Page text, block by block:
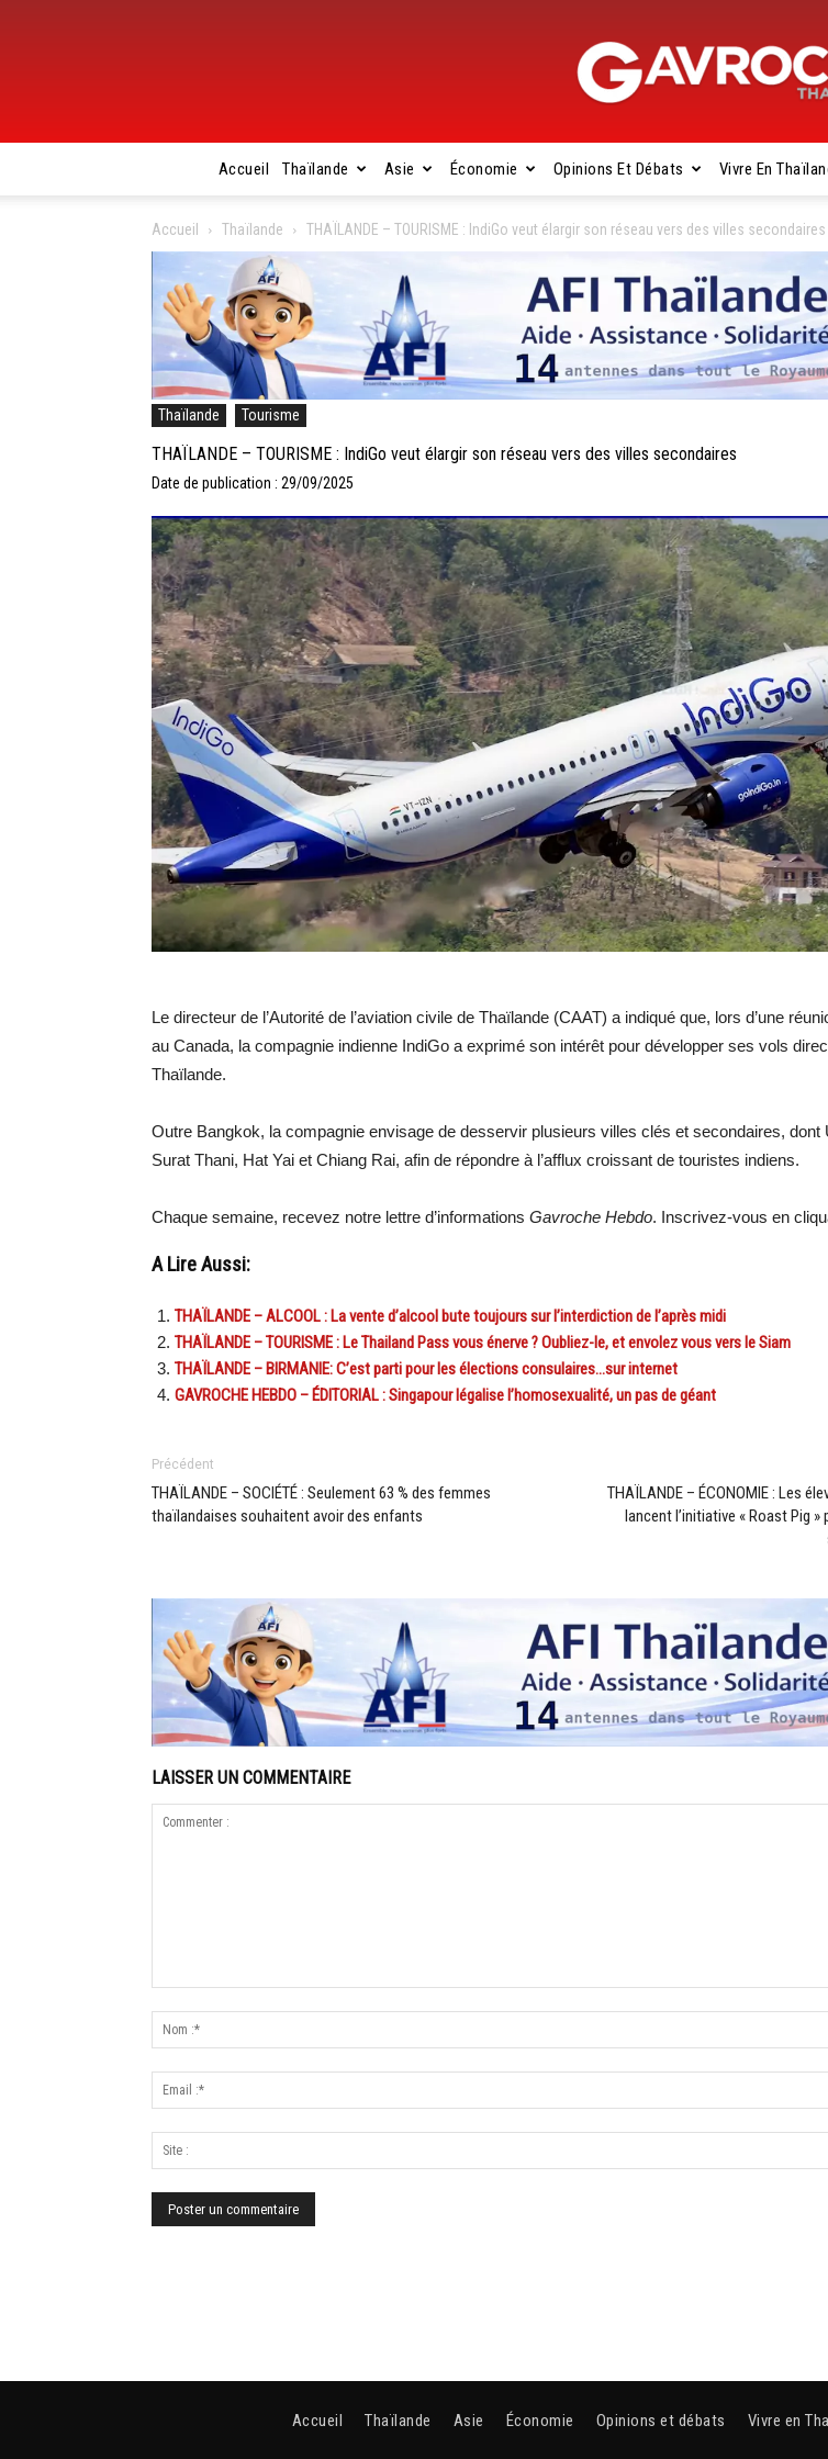
Gavroche
Thaïlande
Accueil Thaïlande Asie Économie Opinions Et Débats Vivre En
Accueil Thaïlande THAÏLANDE – TOURISME : IndiGo veut élargir son réseau vers des villes secondaires
Thaïlande Tourisme
THAÏLANDE – TOURISME : IndiGo veut élargir son réseau vers des villes secondaires
Date de publication : 29/09/2025
Le directeur de l’Autorité de l’aviation civile de Thaïlande (CAAT) a indiqué que, lors d’une
au Canada, la compagnie indienne IndiGo a exprimé son intérêt pour développer ses vols
Thaïlande.
Outre Bangkok, la compagnie envisage de desservir plusieurs villes clés et secondaires, dont
Surat Thani, Hat Yai et Chiang Rai, afin de répondre à l’afflux croissant de touristes indiens.
Chaque semaine, recevez notre lettre d’informations Gavroche Hebdo. Inscrivez-vous en
A Lire Aussi:
THAÏLANDE – ALCOOL : La vente d’alcool bute toujours sur l’interdiction de l’après midi
THAÏLANDE – TOURISME : Le Thailand Pass vous énerve ? Oubliez-le, et envolez vous vers le Siam
THAÏLANDE – BIRMANIE: C’est parti pour les élections consulaires…sur internet
GAVROCHE HEBDO – ÉDITORIAL : Singapour légalise l’homosexualité, un pas de géant
Précédent
THAÏLANDE – SOCIÉTÉ : Seulement 63 % des femmes
thaïlandaises souhaitent avoir des enfants
THAÏLANDE – ÉCONOMIE : Les
lancent l’initiative « Roast Pig »
LAISSER UN COMMENTAIRE
Accueil Thaïlande Asie Économie Opinions et débats Vivre en